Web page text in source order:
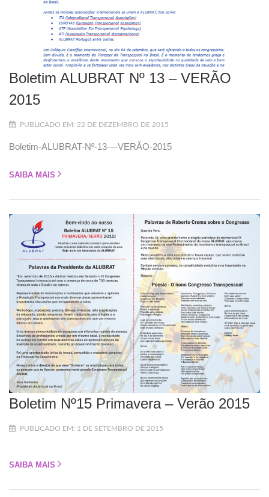
Boletim ALUBRAT Nº 13 – VERÃO
2015
PUBLICADO EM: 22 DE DEZEMBRO DE 2015
Boletim-ALUBRAT-Nº-13-–-VERÃO-2015
SAIBA MAIS
Boletim Nº15 Primavera – Verão 2015
PUBLICADO EM: 1 DE SETEMBRO DE 2015
SAIBA MAIS